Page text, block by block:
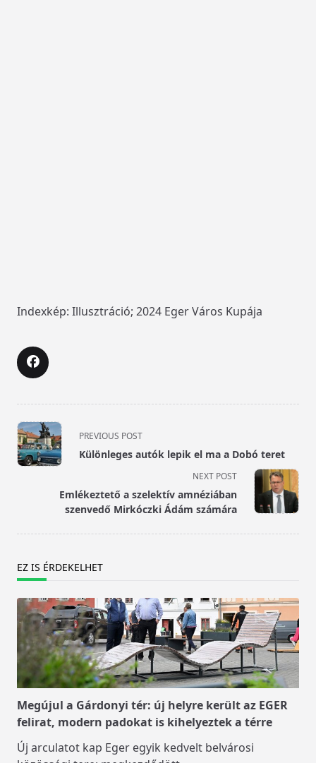
Indexkép: Illusztráció; 2024 Eger Város Kupája
<span
class="nav-
subtitle
text">Page</span>
PREVIOUS POST
Különleges autók lepik el ma a Dobó teret
NEXT POST
Emlékeztető a szelektív amnéziában
szenvedő Mirkóczki Ádám számára
EZ IS ÉRDEKELHET
Megújul a Gárdonyi tér: új helyre került az EGER
felirat, modern padokat is kihelyeztek a térre
Új arculatot kap Eger egyik kedvelt belvárosi